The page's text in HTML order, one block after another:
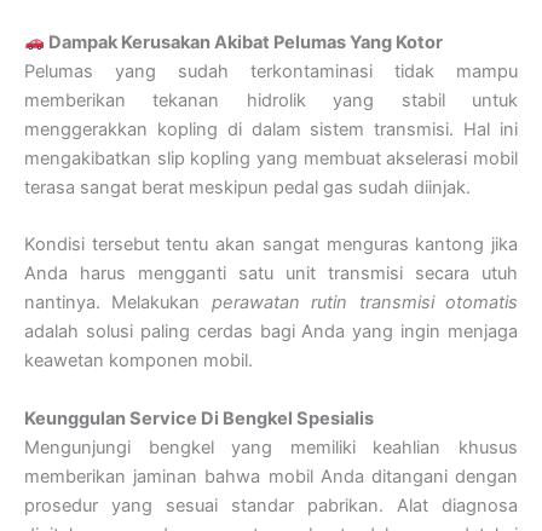
Dampak Kerusakan Akibat Pelumas Yang Kotor
Pelumas yang sudah terkontaminasi tidak mampu
memberikan tekanan hidrolik yang stabil untuk
menggerakkan kopling di dalam sistem transmisi. Hal ini
mengakibatkan slip kopling yang membuat akselerasi mobil
terasa sangat berat meskipun pedal gas sudah diinjak.
Kondisi tersebut tentu akan sangat menguras kantong jika
Anda harus mengganti satu unit transmisi secara utuh
nantinya. Melakukan perawatan rutin transmisi otomatis
adalah solusi paling cerdas bagi Anda yang ingin menjaga
keawetan komponen mobil.
Keunggulan Service Di Bengkel Spesialis
Mengunjungi bengkel yang memiliki keahlian khusus
memberikan jaminan bahwa mobil Anda ditangani dengan
prosedur yang sesuai standar pabrikan. Alat diagnosa